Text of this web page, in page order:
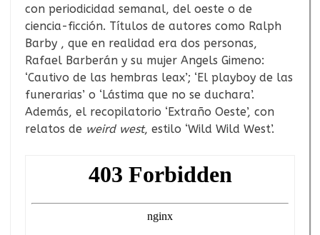
con periodicidad semanal, del oeste o de
ciencia-ficción. Títulos de autores como Ralph
Barby , que en realidad era dos personas,
Rafael Barberán y su mujer Angels Gimeno:
‘Cautivo de las hembras leax’; ‘El playboy de las
funerarias’ o ‘Lástima que no se duchara’.
Además, el recopilatorio ‘Extraño Oeste’, con
relatos de weird west, estilo ‘Wild Wild West’.